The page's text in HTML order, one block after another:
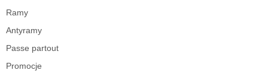
Ramy
Antyramy
Passe partout
Promocje